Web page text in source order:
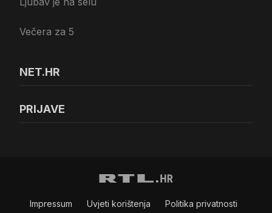
Večera za 5
NET.HR
PRIJAVE
Impressum Uvjeti korištenja Politika privatnosti